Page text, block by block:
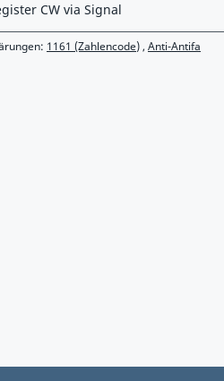
CW via Signal
1161 (Zahlencode), Anti-Antifa